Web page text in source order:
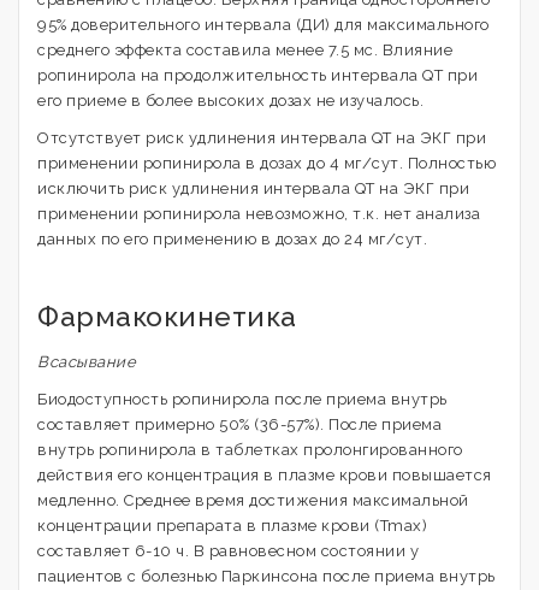
95% доверительного интервала (ДИ) для максимального
среднего эффекта составила менее 7.5 мс. Влияние
ропинирола на продолжительность интервала QT при
его приеме в более высоких дозах не изучалось.
Отсутствует риск удлинения интервала QT на ЭКГ при
применении ропинирола в дозах до 4 мг/сут. Полностью
исключить риск удлинения интервала QT на ЭКГ при
применении ропинирола невозможно, т.к. нет анализа
данных по его применению в дозах до 24 мг/сут.
Фармакокинетика
Всасывание
Биодоступность ропинирола после приема внутрь
составляет примерно 50% (36-57%). После приема
внутрь ропинирола в таблетках пролонгированного
действия его концентрация в плазме крови повышается
медленно. Среднее время достижения максимальной
концентрации препарата в плазме крови (Tmax)
составляет 6-10 ч. В равновесном состоянии у
пациентов с болезнью Паркинсона после приема внутрь